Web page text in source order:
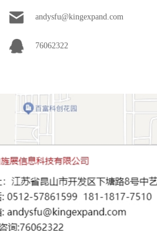
andysfu@kingexpand.com
76062322